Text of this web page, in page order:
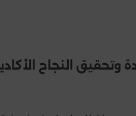
وتحقيق النجاح